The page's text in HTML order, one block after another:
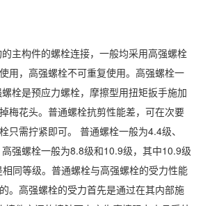
主构件的螺栓连接，一般均采用高强螺栓
用，高强螺栓不可重复使用。高强螺栓一
栓是预应力螺栓，摩擦型用扭矩扳手施加
梅花头。普通螺栓抗剪性能差，可在次要
只需拧紧即可。 普通螺栓一般为4.4级、
强螺栓一般为8.8级和10.9级，其中10.9级
同等级。普通螺栓与高强螺栓的受力性能
。高强螺栓的受力首先是通过在其内部施